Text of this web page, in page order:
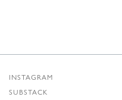
INSTAGRAM
SUBSTACK